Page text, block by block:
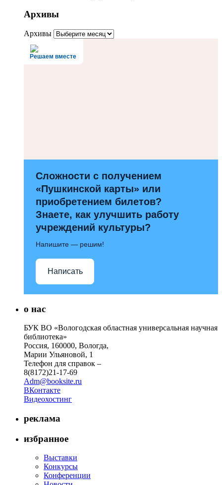
Архивы
Архивы
Решаем вместе
Сложности с получением
«Пушкинской карты» или
приобретением билетов?
Знаете, как улучшить работу
учреждений культуры?
Напишите — решим!
Написать
о нас
БУК ВО «Вологодская областная универсальная научная
библиотека»
Россия, 160000, Вологда,
Марии Ульяновой, 1
Телефон для справок –
8(8172)21-17-69
Adm@booksite.ru
ВКонтакте
Видеохостинг
реклама
избранное
Выставки
Конкурсы
Конференции